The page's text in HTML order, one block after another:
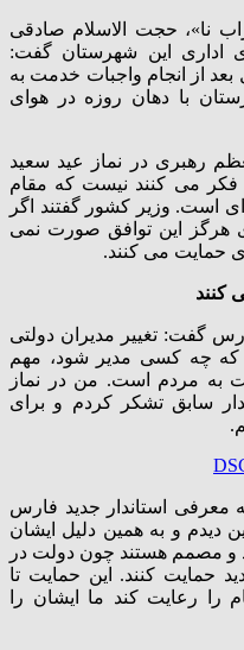
نا»، حجت الاسلام صادقی
اداری این شهرستان گفت:
بعد از انجام واجبات خدمت به
با دهان روزه در هوای
رهبری در نماز عید سعید
می کنند نیست که مقام
است. وزیر کشور گفتند اگر
هرگز این توافق صورت نمی
حمایت می کنند.
کنند
گفت: تغییر مدیران دولتی
چه کسی مدیر شود، مهم
به مردم است. من در نماز
سابق تشکر کردم و برای
استاندار جدید فارس
دیدم و به همین دلیل ایشان
و مصمم هستند چون دولت در
حمایت کنند. این حمایت تا
رعایت کند ما ایشان را